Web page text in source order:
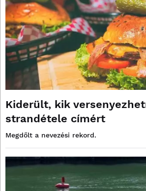
Kiderült, kik
strandétele címért
Megdőlt a nevezési rekord.